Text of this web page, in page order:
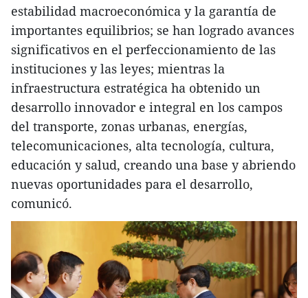
estabilidad macroeconómica y la garantía de
importantes equilibrios; se han logrado avances
significativos en el perfeccionamiento de las
instituciones y las leyes; mientras la
infraestructura estratégica ha obtenido un
desarrollo innovador e integral en los campos
del transporte, zonas urbanas, energías,
telecomunicaciones, alta tecnología, cultura,
educación y salud, creando una base y abriendo
nuevas oportunidades para el desarrollo,
comunicó.